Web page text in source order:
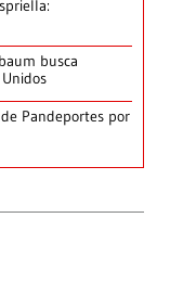
busca
Pandeportes por